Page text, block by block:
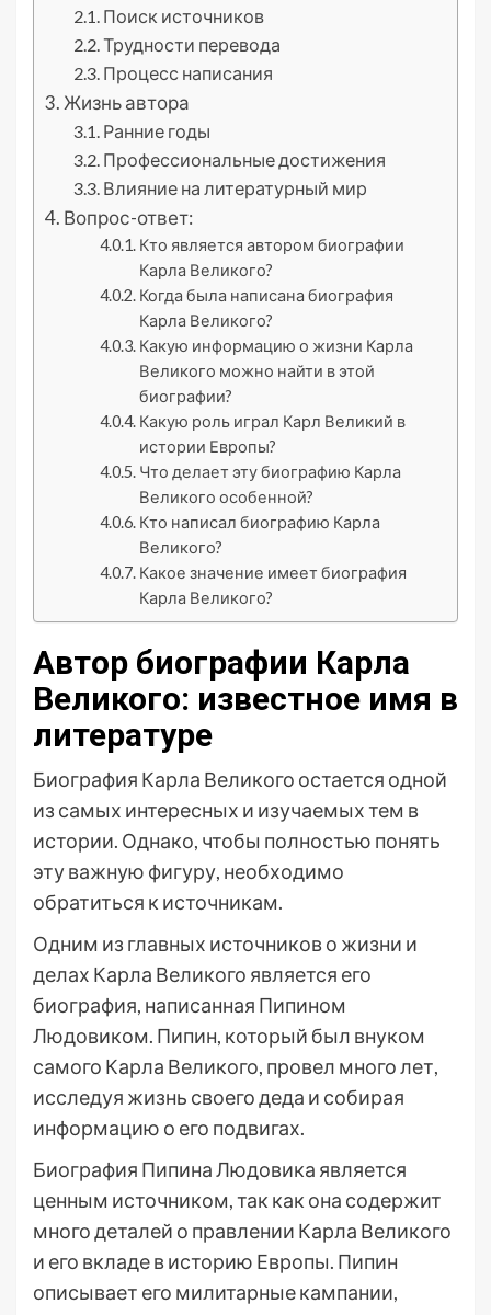
Поиск источников
Трудности перевода
Процесс написания
Жизнь автора
Ранние годы
Профессиональные достижения
Влияние на литературный мир
Вопрос-ответ:
Кто является автором биографии
Карла Великого?
Когда была написана биография
Карла Великого?
Какую информацию о жизни Карла
Великого можно найти в этой
биографии?
Какую роль играл Карл Великий в
истории Европы?
Что делает эту биографию Карла
Великого особенной?
Кто написал биографию Карла
Великого?
Какое значение имеет биография
Карла Великого?
Автор биографии Карла
Великого: известное имя в
литературе
Биография Карла Великого остается одной
из самых интересных и изучаемых тем в
истории. Однако, чтобы полностью понять
эту важную фигуру, необходимо
обратиться к источникам.
Одним из главных источников о жизни и
делах Карла Великого является его
биография, написанная Пипином
Людовиком. Пипин, который был внуком
самого Карла Великого, провел много лет,
исследуя жизнь своего деда и собирая
информацию о его подвигах.
Биография Пипина Людовика является
ценным источником, так как она содержит
много деталей о правлении Карла Великого
и его вкладе в историю Европы. Пипин
описывает его милитарные кампании,